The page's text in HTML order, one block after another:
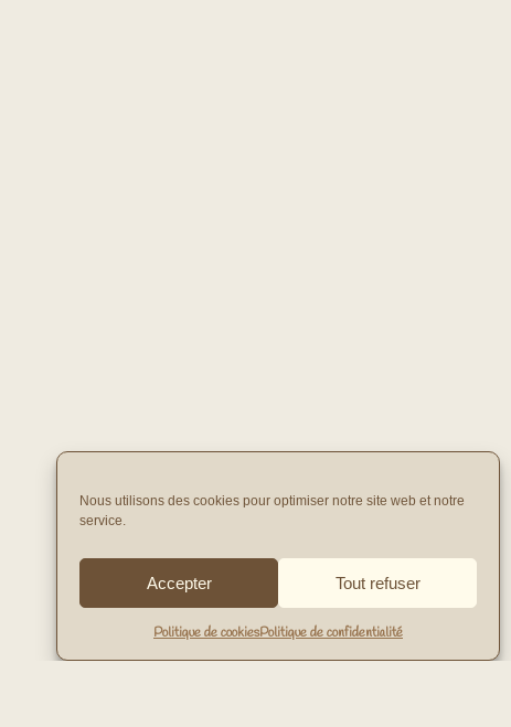
Nous utilisons des cookies pour optimiser notre site web et notre
service.
Accepter Tout refuser
Politique de cookiesPolitique de confidentialité